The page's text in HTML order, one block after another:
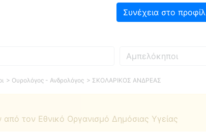
Συνέχεια στο προφίλ
Πού
> Ουρολόγος - Ανδρολόγος > ΣΚΟΛΑΡΙΚΟΣ ΑΝΔΡΕΑΣ
τον Εθνικό Οργανισμό Δημόσιας Υγείας